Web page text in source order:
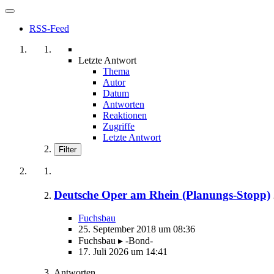
RSS-Feed
Letzte Antwort
Thema
Autor
Datum
Antworten
Reaktionen
Zugriffe
Letzte Antwort
Filter
Deutsche Oper am Rhein (Planungs-Stopp)
Fuchsbau
25. September 2018 um 08:36
Fuchsbau ▸ -Bond-
17. Juli 2026 um 14:41